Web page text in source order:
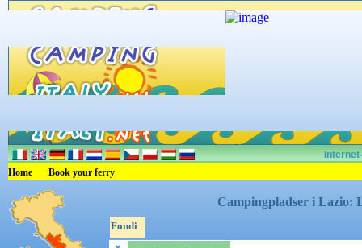
Home
Book your ferry
Campingpladser i Lazio:
Fondi